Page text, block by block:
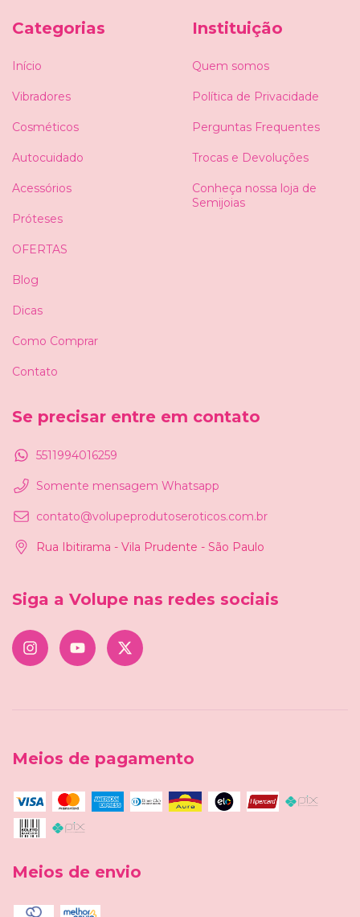
Categorias
Início
Vibradores
Cosméticos
Autocuidado
Acessórios
Próteses
OFERTAS
Blog
Dicas
Como Comprar
Contato
Instituição
Quem somos
Política de Privacidade
Perguntas Frequentes
Trocas e Devoluções
Conheça nossa loja de
Semijoias
Se precisar entre em contato
5511994016259
Somente mensagem Whatsapp
contato@volupeprodutoseroticos.com.br
Rua Ibitirama - Vila Prudente - São Paulo
Siga a Volupe nas redes sociais
Meios de pagamento
Meios de envio